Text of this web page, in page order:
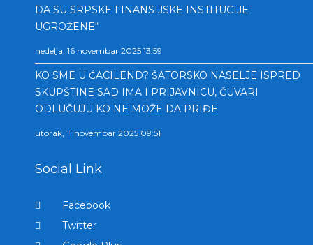
DA SU SRPSKE FINANSIJSKE INSTITUCIJE
UGROŽENE“
nedelja, 16 novembar 2025 13:59
KO SME U ĆACILEND? ŠATORSKO NASELJE ISPRED
SKUPŠTINE SAD IMA I PRIJAVNICU, ČUVARI
ODLUČUJU KO NE MOŽE DA PRIĐE
utorak, 11 novembar 2025 09:51
Social Link
Facebook
Twitter